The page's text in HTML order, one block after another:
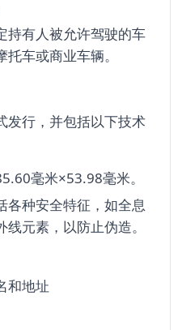
持有人被允许驾驶的车
车或商业车辆。
发行，并包括以下技术
毫米×53.98毫米。
各种安全特征，如全息
元素，以防止伪造。
和地址